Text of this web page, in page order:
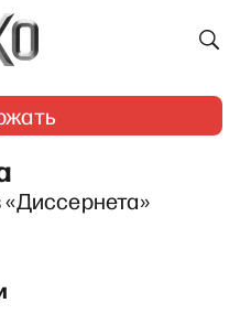
«Диссернета»